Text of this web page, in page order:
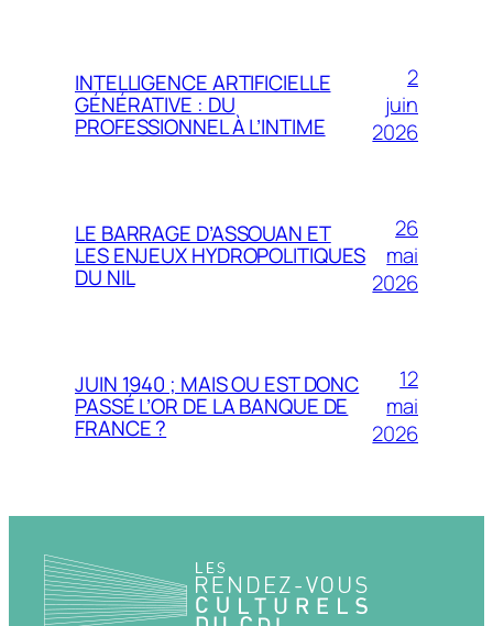
INTELLIGENCE ARTIFICIELLE
GÉNÉRATIVE : DU
PROFESSIONNEL À L’INTIME
2
juin
2026
LE BARRAGE D’ASSOUAN ET
LES ENJEUX HYDROPOLITIQUES
DU NIL
26
mai
2026
JUIN 1940 ; MAIS OU EST DONC
PASSÉ L’OR DE LA BANQUE DE
FRANCE ?
12
mai
2026